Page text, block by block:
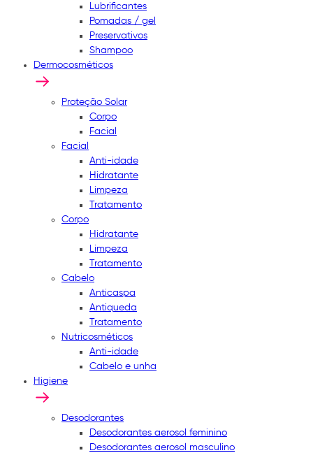
Lubrificantes
Pomadas / gel
Preservativos
Shampoo
Dermocosméticos
Proteção Solar
Corpo
Facial
Facial
Anti-idade
Hidratante
Limpeza
Tratamento
Corpo
Hidratante
Limpeza
Tratamento
Cabelo
Anticaspa
Antiqueda
Tratamento
Nutricosméticos
Anti-idade
Cabelo e unha
Higiene
Desodorantes
Desodorantes aerosol feminino
Desodorantes aerosol masculino